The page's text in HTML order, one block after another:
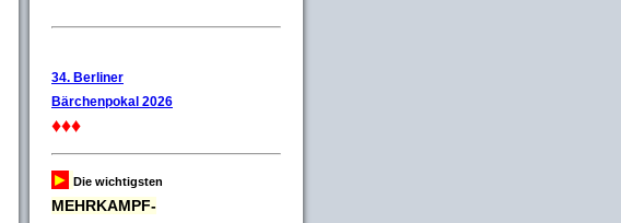
34. Berliner
Bärchenpokal 2026
♦♦♦
► Die wichtigsten
MEHRKAMPF-